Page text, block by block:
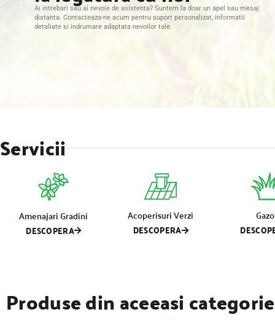
Ai intrebari sau ai nevoie de asistenta? Suntem la doar un apel sau mesaj
distanta. Contacteaza-ne acum pentru suport personalizat, informatii
detaliate si indrumare adaptata nevoilor tale.
Servicii
Amenajari Gradini
DESCOPERA
Acoperisuri Verzi
DESCOPERA
Produse din aceeasi categorie